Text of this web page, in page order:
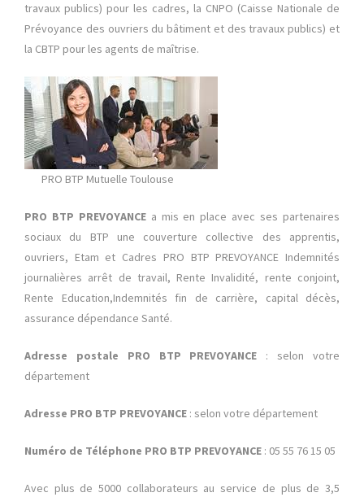
travaux publics) pour les cadres, la CNPO (Caisse Nationale de
Prévoyance des ouvriers du bâtiment et des travaux publics) et
la CBTP pour les agents de maîtrise.
PRO BTP Mutuelle Toulouse
PRO BTP PREVOYANCE a mis en place avec ses partenaires
sociaux du BTP une couverture collective des apprentis,
ouvriers, Etam et Cadres PRO BTP PREVOYANCE Indemnités
journalières arrêt de travail, Rente Invalidité, rente conjoint,
Rente Education,Indemnités fin de carrière, capital décès,
assurance dépendance Santé.
Adresse postale PRO BTP PREVOYANCE : selon votre
département
Adresse PRO BTP PREVOYANCE : selon votre département
Numéro de Téléphone PRO BTP PREVOYANCE : 05 55 76 15 05
Avec plus de 5000 collaborateurs au service de plus de 3,5